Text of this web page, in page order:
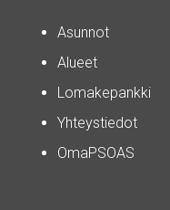
Asunnot
Alueet
Lomakepankki
Yhteystiedot
OmaPSOAS